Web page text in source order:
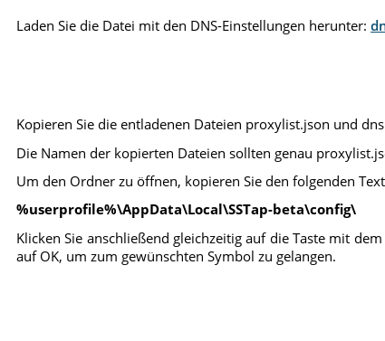
Laden Sie die Datei mit den DNS-Einstellungen herunter:
Kopieren Sie die entladenen Dateien proxylist.json und
Die Namen der kopierten Dateien sollten genau
Um den Ordner zu öffnen, kopieren Sie den folgenden
%userprofile%\AppData\Local\SSTap-beta\config\
Klicken Sie anschließend gleichzeitig auf die Taste mit
auf OK, um zum gewünschten Symbol zu gelangen.